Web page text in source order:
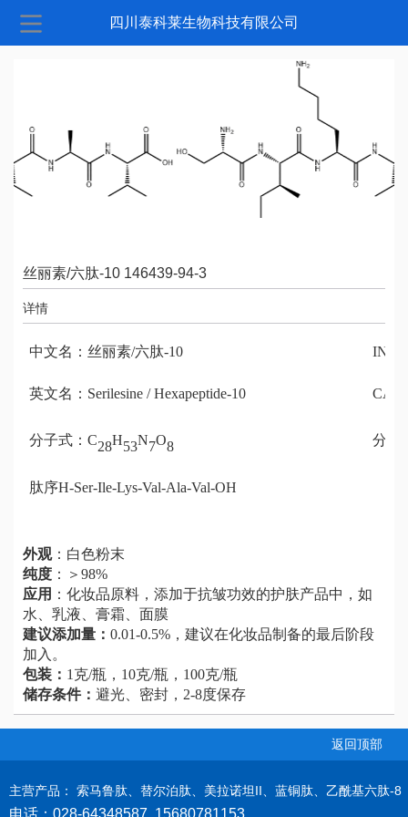
四川泰科莱生物科技有限公司
丝丽素/六肽-10 146439-94-3
详情
中文名：丝丽素/六肽-10 INCI
英文名：Serilesine / Hexapeptide-10 CAS
分子式：C28H53N7O8 分子
肽序H-Ser-Ile-Lys-Val-Ala-Val-OH
外观：白色粉末
纯度 ：＞98%
应用 ：化妆品原料，添加于抗皱功效的护肤产品中，如
水、乳液、膏霜、面膜
建议添加量： 0.01-0.5%，建议在化妆品制备的最后阶段
加入。
包装： 1克/瓶，10克/瓶，100克/瓶
储存条件： 避光、密封，2-8度保存
返回顶部
主营产品： 索马鲁肽、替尔泊肽、美拉诺坦II、蓝铜肽、乙酰基六肽-8
电话：028-64348587 15680781153